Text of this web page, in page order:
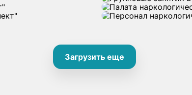
Загрузить еще